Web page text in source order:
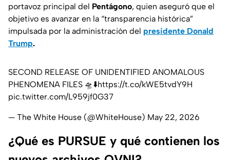
portavoz principal del Pentágono, quien aseguró que el
objetivo es avanzar en la “transparencia histórica”
impulsada por la administración del presidente Donald
Trump.
SECOND RELEASE OF UNIDENTIFIED ANOMALOUS
PHENOMENA FILES 🛸⬇️https://t.co/kWE5tvdY9H
pic.twitter.com/L959jf0G37
— The White House (@WhiteHouse) May 22, 2026
¿Qué es PURSUE y qué contienen los